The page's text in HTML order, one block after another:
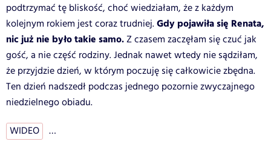
podtrzymać tę bliskość, choć wiedziałam, że z każdym
kolejnym rokiem jest coraz trudniej.Gdy pojawiła się Renata,
nic już nie było takie samo.Z czasem zaczęłam się czuć jak
gość, a nie część rodziny. Jednak nawet wtedy nie sądziłam,
że przyjdzie dzień, w którym poczuję się całkowicie zbędna.
Ten dzień nadszedł podczas jednego pozornie zwyczajnego
niedzielnego obiadu.
WIDEO …